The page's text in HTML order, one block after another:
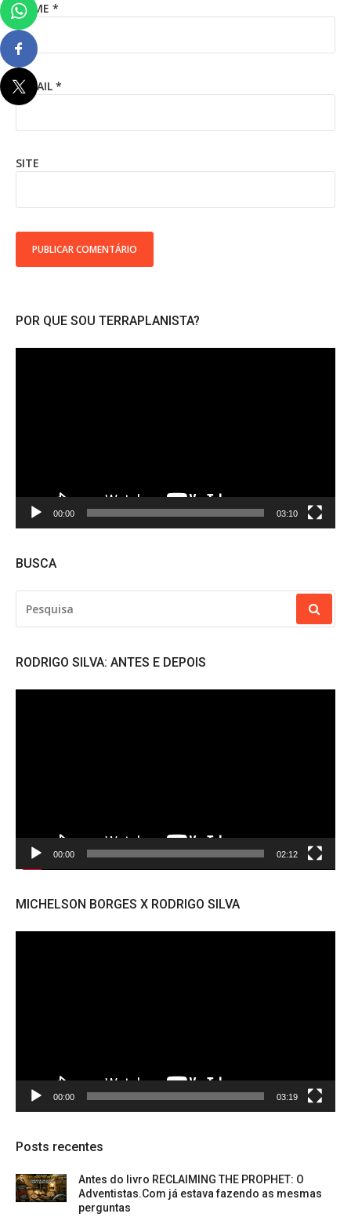
NOME *
E-MAIL *
SITE
POR QUE SOU TERRAPLANISTA?
00:00 03:10
BUSCA
POR:
RODRIGO SILVA: ANTES E DEPOIS
00:00 02:12
MICHELSON BORGES X RODRIGO SILVA
00:00 03:19
Posts recentes
Antes do livro RECLAIMING THE PROPHET: O
Adventistas.Com já estava fazendo as mesmas
perguntas